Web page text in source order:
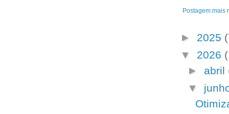
Postagem mais
► 2025
▼ 2026
► abril
▼